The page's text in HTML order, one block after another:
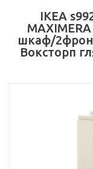
IKEA
шкаф/
Воксторп